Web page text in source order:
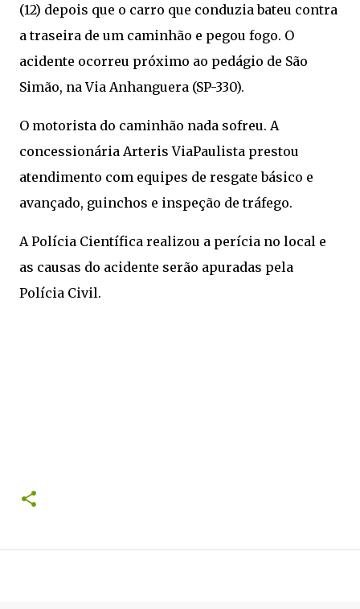
(12) depois que o carro que conduzia bateu contra
a traseira de um caminhão e pegou fogo. O
acidente ocorreu próximo ao pedágio de São
Simão, na Via Anhanguera (SP-330).
O motorista do caminhão nada sofreu. A
concessionária Arteris ViaPaulista prestou
atendimento com equipes de resgate básico e
avançado, guinchos e inspeção de tráfego.
A Polícia Científica realizou a perícia no local e
as causas do acidente serão apuradas pela
Polícia Civil.